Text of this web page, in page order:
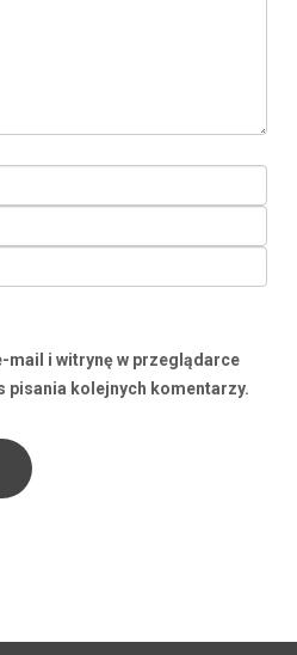
mail i witrynę w przeglądarce
pisania kolejnych komentarzy.